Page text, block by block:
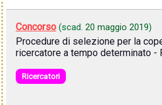
Concorso (scad. 20 maggio 2019)
Procedure di selezione per la
ricercatore a tempo determinato -
Ricercatori